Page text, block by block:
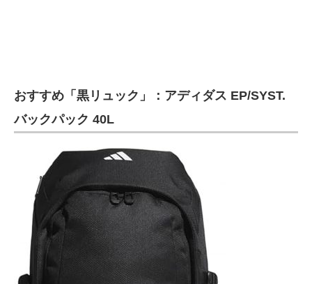
おすすめ「黒リュック」：アディダス EP/SYST.
バックパック 40L